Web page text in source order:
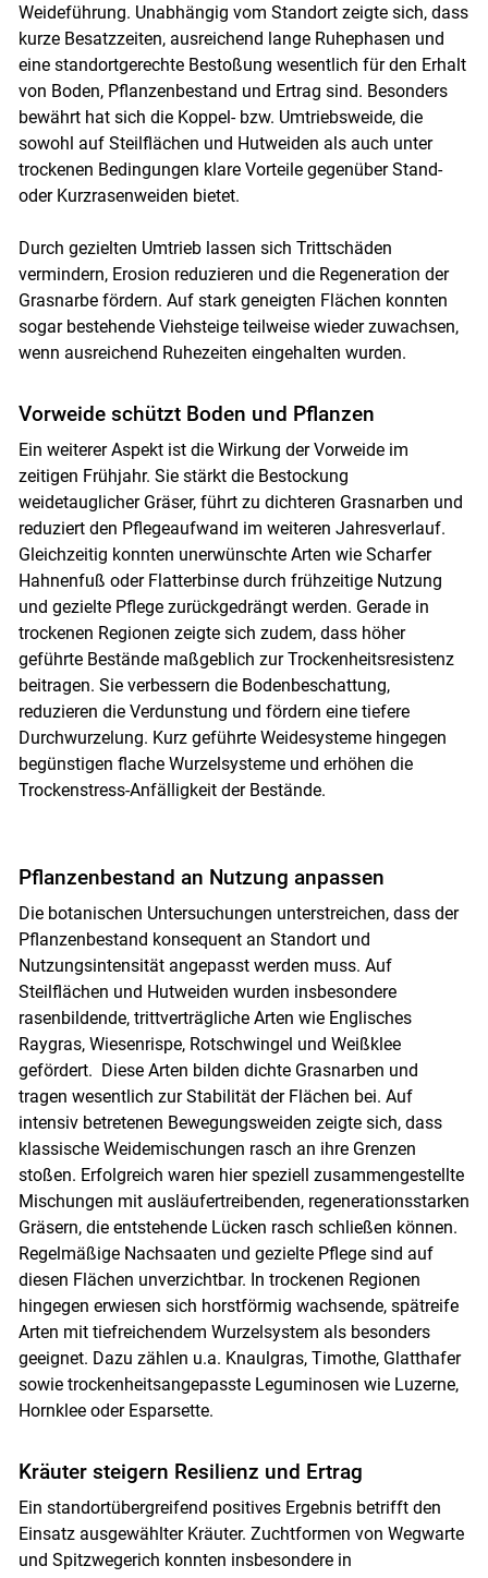
Skip to main content
Weideführung. Unabhängig vom Standort zeigte sich, dass
kurze Besatzzeiten, ausreichend lange Ruhephasen und
eine standortgerechte Bestoßung wesentlich für den Erhalt
von Boden, Pflanzenbestand und Ertrag sind. Besonders
bewährt hat sich die Koppel- bzw. Umtriebsweide, die
sowohl auf Steilflächen und Hutweiden als auch unter
trockenen Bedingungen klare Vorteile gegenüber Stand-
oder Kurzrasenweiden bietet.
Durch gezielten Umtrieb lassen sich Trittschäden
vermindern, Erosion reduzieren und die Regeneration der
Grasnarbe fördern. Auf stark geneigten Flächen konnten
sogar bestehende Viehsteige teilweise wieder zuwachsen,
wenn ausreichend Ruhezeiten eingehalten wurden.
Vorweide schützt Boden und Pflanzen
Ein weiterer Aspekt ist die Wirkung der Vorweide im
zeitigen Frühjahr. Sie stärkt die Bestockung
weidetauglicher Gräser, führt zu dichteren Grasnarben und
reduziert den Pflegeaufwand im weiteren Jahresverlauf.
Gleichzeitig konnten unerwünschte Arten wie Scharfer
Hahnenfuß oder Flatterbinse durch frühzeitige Nutzung
und gezielte Pflege zurückgedrängt werden. Gerade in
trockenen Regionen zeigte sich zudem, dass höher
geführte Bestände maßgeblich zur Trockenheitsresistenz
beitragen. Sie verbessern die Bodenbeschattung,
reduzieren die Verdunstung und fördern eine tiefere
Durchwurzelung. Kurz geführte Weidesysteme hingegen
begünstigen flache Wurzelsysteme und erhöhen die
Trockenstress-Anfälligkeit der Bestände.
Pflanzenbestand an Nutzung anpassen
Die botanischen Untersuchungen unterstreichen, dass der
Pflanzenbestand konsequent an Standort und
Nutzungsintensität angepasst werden muss. Auf
Steilflächen und Hutweiden wurden insbesondere
rasenbildende, trittverträgliche Arten wie Englisches
Raygras, Wiesenrispe, Rotschwingel und Weißklee
gefördert. Diese Arten bilden dichte Grasnarben und
tragen wesentlich zur Stabilität der Flächen bei. Auf
intensiv betretenen Bewegungsweiden zeigte sich, dass
klassische Weidemischungen rasch an ihre Grenzen
stoßen. Erfolgreich waren hier speziell zusammengestellte
Mischungen mit ausläufertreibenden, regenerationsstarken
Gräsern, die entstehende Lücken rasch schließen können.
Regelmäßige Nachsaaten und gezielte Pflege sind auf
diesen Flächen unverzichtbar. In trockenen Regionen
hingegen erwiesen sich horstförmig wachsende, spätreife
Arten mit tiefreichendem Wurzelsystem als besonders
geeignet. Dazu zählen u.a. Knaulgras, Timothe, Glatthafer
sowie trockenheitsangepasste Leguminosen wie Luzerne,
Hornklee oder Esparsette.
Kräuter steigern Resilienz und Ertrag
Ein standortübergreifend positives Ergebnis betrifft den
Einsatz ausgewählter Kräuter. Zuchtformen von Wegwarte
und Spitzwegerich konnten insbesondere in